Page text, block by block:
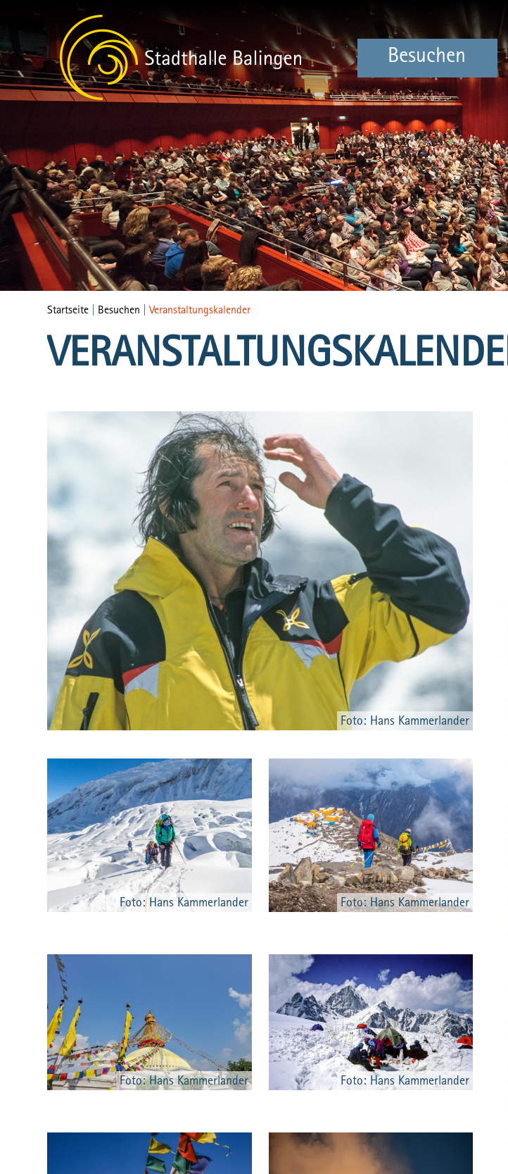
Besuchen
Startseite Besuchen |Veranstaltungskalender
Foto: Hans Kammerlander
Foto: Hans Kammerlander Foto: Hans Kammerlander
Foto: Hans Kammerlander Foto: Hans Kammerlander